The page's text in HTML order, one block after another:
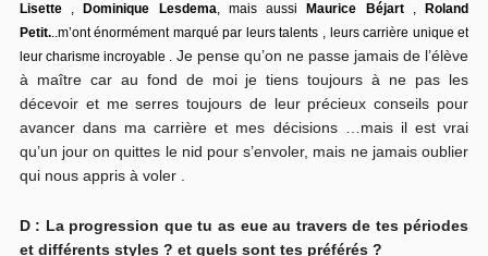
Lisette, Dominique Lesdema, mais aussi Maurice Béjart,
Roland
Petit...m’ont énormément marqué par leurs talents , leurs carrière unique et
leur charisme incroyable . Je pense qu’on ne passe jamais de l’élève
à maître car au fond de moi je tiens toujours à ne pas les
décevoir et me serres toujours de leur précieux conseils pour
avancer dans ma carrière et mes décisions …mais il est vrai
qu’un jour on quittes le nid pour s’envoler, mais ne jamais oublier
qui nous appris à voler .
D : La progression que tu as eue au travers de tes périodes
et différents styles ? et quels sont tes préférés ?